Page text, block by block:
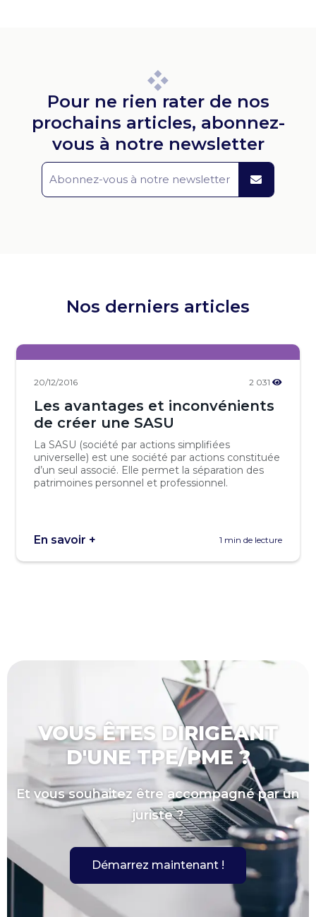
Pour ne rien rater de nos
prochains articles, abonnez-
vous à notre newsletter
Nos derniers articles
20/12/2016 2 031
Les avantages et inconvénients
de créer une SASU
La SASU (société par actions simplifiées
universelle) est une société par actions constituée
d’un seul associé. Elle permet la séparation des
patrimoines personnel et professionnel.
En savoir + 1 min de lecture
VOUS ÊTES DIRIGEANT
D'UNE TPE/PME ?
Et vous souhaitez être accompagné par un
juriste ?
Démarrez maintenant !